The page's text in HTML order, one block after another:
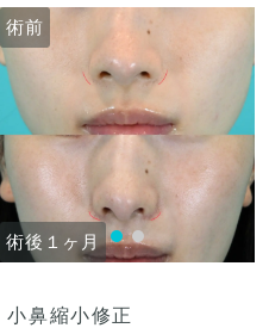
しつつ、実際に見たときにど
こかすっきりした印象を与え
る施術です。
す。内出血は平均2週間くら
いで目立たなくなります。 稀
に感染がありますが、そのよ
うな際は責任を持って当院で
治療します。 仕上がりには個
人差があるので、手術を受け
た人全員がこの写真の様な変
化をするわけではありません
のでご注意下さい。 カウンセ
リングにて診察させていただ
いた上でその方一人一人の状
態をふまえて、治療法をご提
術前
術後１ヶ月
小鼻縮小修正